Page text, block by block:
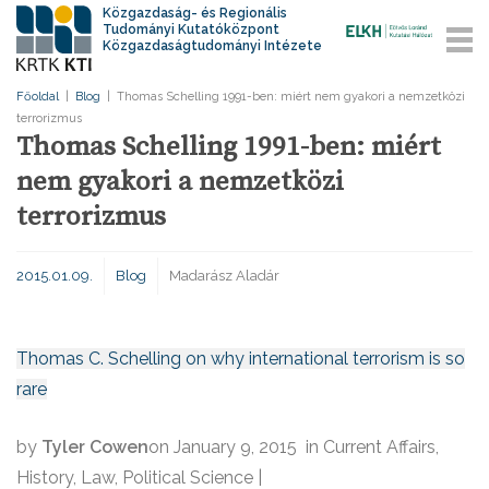
Közgazdaság- és Regionális
Tudományi Kutatóközpont
Közgazdaságtudományi Intézete
Főoldal Blog
Thomas Schelling 1991-ben: miért nem gyakori a nemzetközi
terrorizmus
Thomas Schelling 1991-ben: miért
nem gyakori a nemzetközi
terrorizmus
2015.01.09. Blog Madarász Aladár
Thomas C. Schelling on why international terrorism is so
rare
by Tyler Cowenon January 9, 2015 in Current Affairs,
History, Law, Political Science |